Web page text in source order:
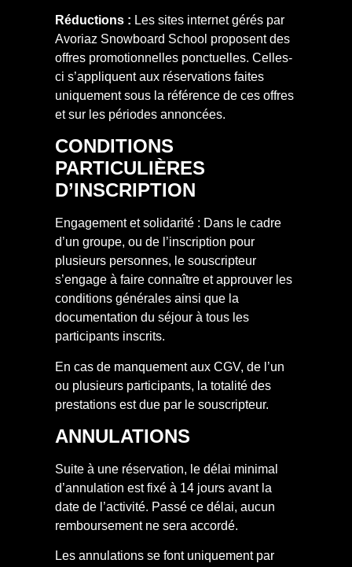
Réductions : Les sites internet gérés par
Avoriaz Snowboard School proposent des
offres promotionnelles ponctuelles. Celles-
ci s’appliquent aux réservations faites
uniquement sous la référence de ces offres
et sur les périodes annoncées.
CONDITIONS
PARTICULIÈRES
D’INSCRIPTION
Engagement et solidarité : Dans le cadre
d’un groupe, ou de l’inscription pour
plusieurs personnes, le souscripteur
s’engage à faire connaître et approuver les
conditions générales ainsi que la
documentation du séjour à tous les
participants inscrits.
En cas de manquement aux CGV, de l’un
ou plusieurs participants, la totalité des
prestations est due par le souscripteur.
ANNULATIONS
Suite à une réservation, le délai minimal
d’annulation est fixé à 14 jours avant la
date de l’activité. Passé ce délai, aucun
remboursement ne sera accordé.
Les annulations se font uniquement par